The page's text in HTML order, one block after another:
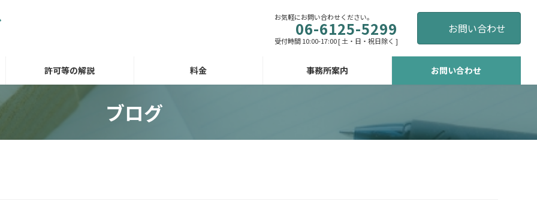
お気軽にお問い合わせください。
06-6125-5299
受付時間 10:00-17:00 [ 土・日・祝日除く ]
お問い合わせ
許可等の解説 料金 事務所案内 お問い合わせ
ブログ